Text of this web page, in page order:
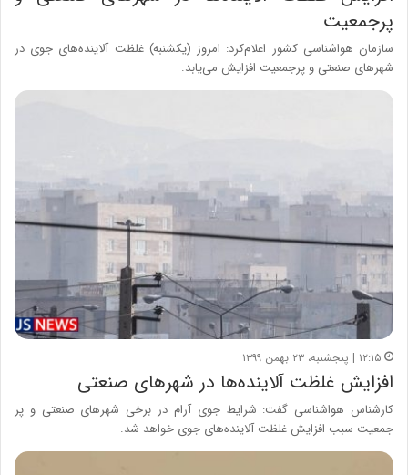
پرجمعیت
سازمان هواشناسی کشور اعلام‌کرد: امروز (یکشنبه) غلظت آلاینده‌های جوی در
شهرهای صنعتی و پرجمعیت افزایش می‌یابد.
۱۲:۱۵ | پنجشنبه، ۲۳ بهمن ۱۳۹۹
افزایش غلظت آلاینده‌ها در شهرهای صنعتی
کارشناس هواشناسی گفت: شرایط جوی آرام در برخی شهرهای صنعتی و پر
جمعیت سبب افزایش غلظت آلاینده‌های جوی خواهد شد.